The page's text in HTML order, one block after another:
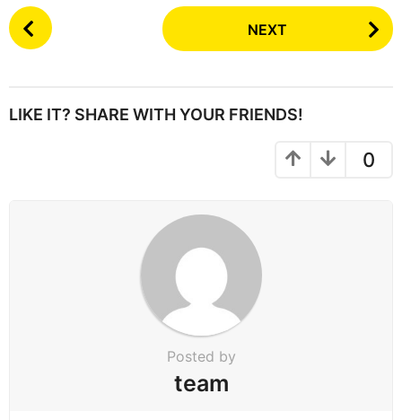
P
o
P
NEXT
LIKE IT? SHARE WITH YOUR FRIENDS!
0
Posted by
team